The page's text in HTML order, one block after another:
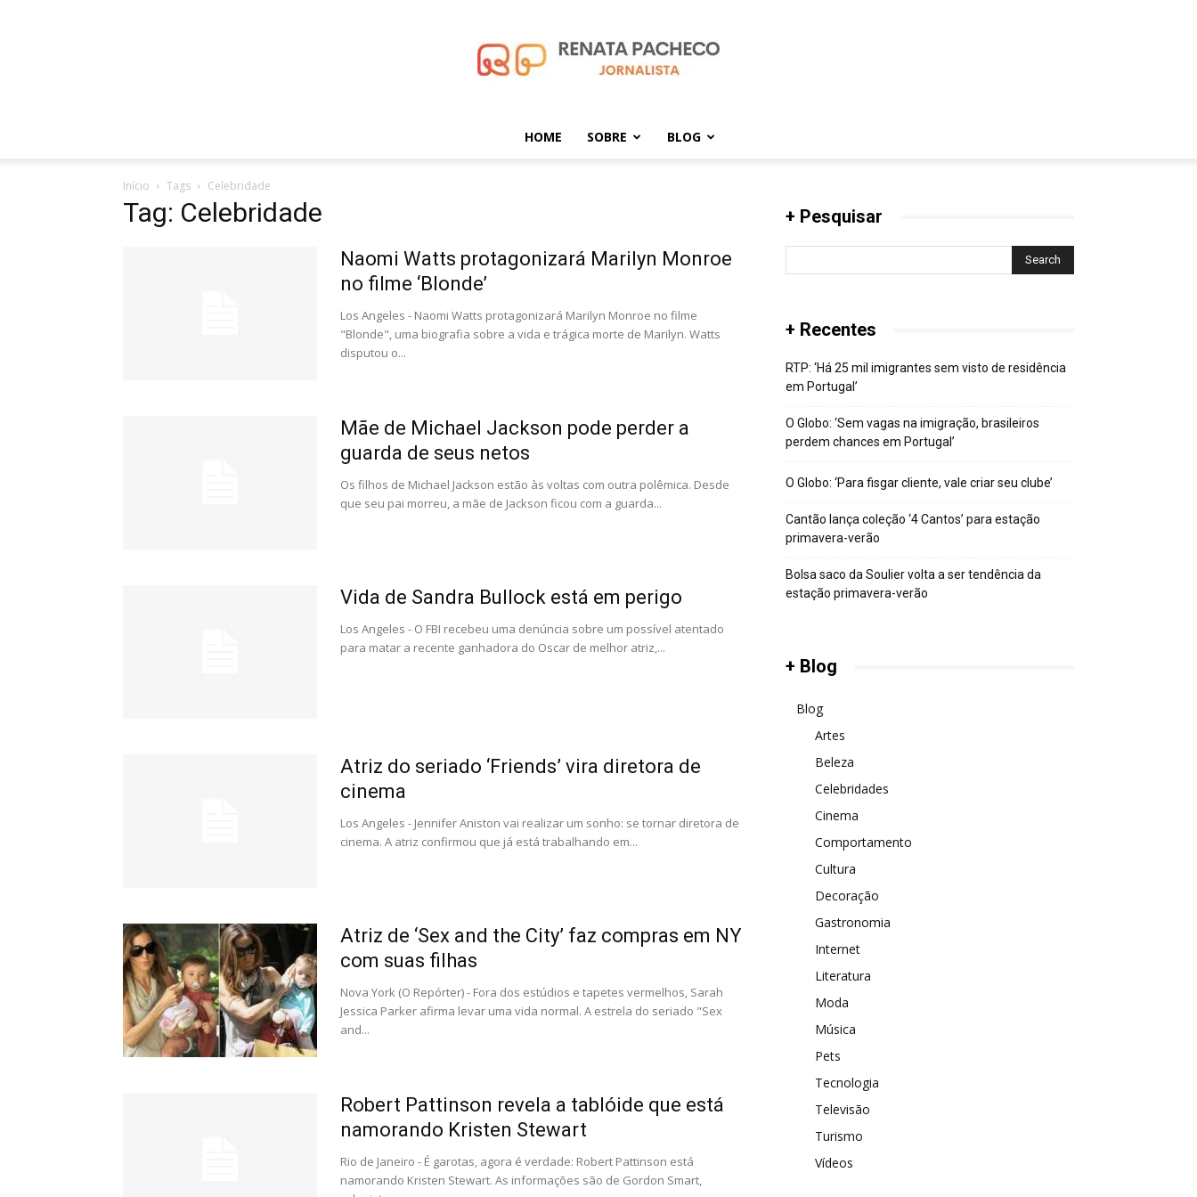
Pacheco
HOME SOBRE BLOG
Início Tags Celebridade
Tag: Celebridade
Naomi Watts protagonizará Marilyn Monroe
no filme ‘Blonde’
Los Angeles - Naomi Watts protagonizará Marilyn Monroe no filme
"Blonde", uma biografia sobre a vida e trágica morte de Marilyn. Watts
disputou o...
Mãe de Michael Jackson pode perder a
guarda de seus netos
Os filhos de Michael Jackson estão às voltas com outra polêmica. Desde
que seu pai morreu, a mãe de Jackson ficou com a guarda...
Vida de Sandra Bullock está em perigo
Los Angeles - O FBI recebeu uma denúncia sobre um possível atentado
para matar a recente ganhadora do Oscar de melhor atriz,...
Atriz do seriado ‘Friends’ vira diretora de
cinema
Los Angeles - Jennifer Aniston vai realizar um sonho: se tornar diretora de
cinema. A atriz confirmou que já está trabalhando em...
Atriz de ‘Sex and the City’ faz compras em NY
com suas filhas
Nova York (O Repórter) - Fora dos estúdios e tapetes vermelhos, Sarah
Jessica Parker afirma levar uma vida normal. A estrela do seriado "Sex
and...
Robert Pattinson revela a tablóide que está
namorando Kristen Stewart
Rio de Janeiro - É garotas, agora é verdade: Robert Pattinson está
namorando Kristen Stewart. As informações são de Gordon Smart,
+ Pesquisar
+ Recentes
RTP: ‘Há 25 mil imigrantes sem visto de residência
em Portugal’
O Globo: ‘Sem vagas na imigração, brasileiros
perdem chances em Portugal’
O Globo: ‘Para fisgar cliente, vale criar seu clube’
Cantão lança coleção ‘4 Cantos’ para estação
primavera-verão
Bolsa saco da Soulier volta a ser tendência da
estação primavera-verão
+ Blog
Blog
Artes
Beleza
Celebridades
Cinema
Comportamento
Cultura
Decoração
Gastronomia
Internet
Literatura
Moda
Música
Pets
Tecnologia
Televisão
Turismo
Vídeos